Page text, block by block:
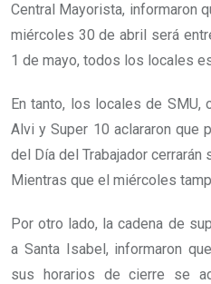
Central Mayorista, informaron
miércoles 30 de abril será
1 de mayo, todos los locales
En tanto, los locales de SMU,
Alvi y Super 10 aclararon que
del Día del Trabajador cerrarán
Mientras que el miércoles
Por otro lado, la cadena de
a Santa Isabel, informaron
sus horarios de cierre se